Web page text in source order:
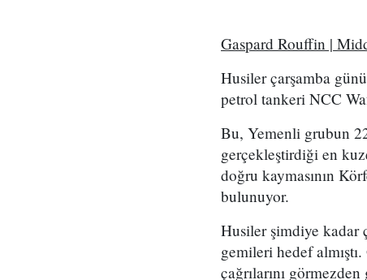
Gaspard Rouffin |
Husiler çarşamba
petrol tankeri NCC
Bu, Yemenli grubun
gerçekleştirdiği en
doğru kaymasının
bulunuyor.
Husiler şimdiye kadar
gemileri hedef
çağrılarını